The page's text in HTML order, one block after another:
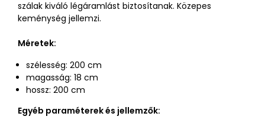
szálak kiváló légáramlást biztosítanak. Közepes
keménység jellemzi.
Méretek:
szélesség: 200 cm
magasság: 18 cm
hossz: 200 cm
Egyéb paraméterek és jellemzők: